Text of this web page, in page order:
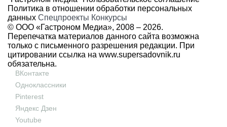
Политика в отношении обработки персональных
данных Спецпроекты Конкурсы
© ООО «Гастроном Медиа», 2008 – 2026.
Перепечатка материалов данного сайта возможна
только с письменного разрешения редакции. При
цитировании ссылка на www.supersadovnik.ru
обязательна.
ВКонтакте
Одноклассники
Pinterest
Яндекс Дзен
Youtube